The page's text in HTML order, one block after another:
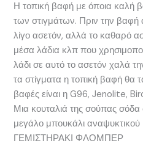
Η τοπική βαφή με όποια καλή
των στιγμάτων. Πριν την βαφή
λίγο ασετόν, αλλά το καθαρό
μέσα λάδια κλπ που
λάδι σε αυτό το ασετόν χαλά
τα στίγματα η τοπική βαφή θα
βαφές είναι η G96, Jenolite,
Μια κουταλιά της σούπας
μεγάλο μπουκάλι αναψυκτικού
ΓΕΜΙΣΤΗΡΑΚΙ ΦΛΟΜΠΕΡ